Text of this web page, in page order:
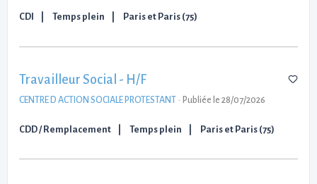
CDI Temps plein Paris et Paris (75)
Travailleur Social - H/F
CENTRE D ACTION SOCIALE PROTESTANT - Publiée le 28/07/2026
CDD / Remplacement Temps plein Paris et Paris (75)